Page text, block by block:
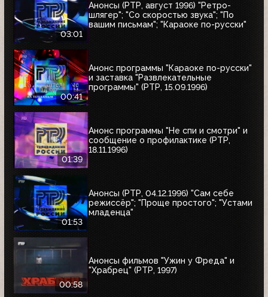
03:01
Анонсы (РТР, август 1996) "Ретро-
шлягер"; "Со скоростью звука"; "По
вашим письмам"; "Караоке по-русски"
00:41
Анонс программы "Караоке по-русски"
и заставка "Развлекательные
программы" (РТР, 15.09.1996)
01:39
Анонс программы "Не спи и смотри" и
сообщение о профилактике (РТР,
18.11.1996)
01:53
Анонсы (РТР, 04.12.1996) "Сам себе
режиссёр"; "Проще простого"; "Устами
младенца"
00:58
Анонсы фильмов "Ужин у Фреда" и
"Храбрец" (РТР, 1997)